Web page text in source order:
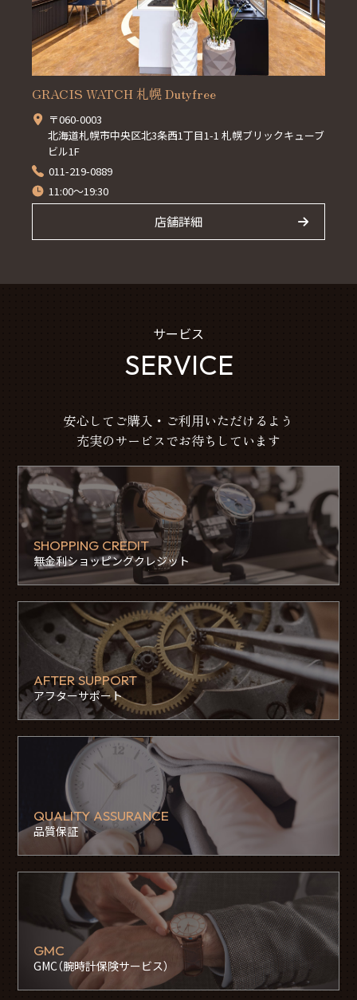
GRACIS WATCH 札幌 Dutyfree
〒060-0003
北海道札幌市中央区北3条西1丁目1-1 札幌ブリックキューブ
ビル1F
011-219-0889
11:00～19:30
店舗詳細
サービス
SERVICE
安心してご購入・ご利用いただけるよう
充実のサービスでお待ちしています
SHOPPING CREDIT
無金利ショッピングクレジット
AFTER SUPPORT
アフターサポート
QUALITY ASSURANCE
品質保証
GMC
GMC（腕時計保険サービス）